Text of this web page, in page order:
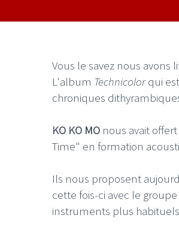
Vous le savez nous
L'album Technicolorqui
chroniques
KO KO MO nous avait
Time" en formation
Ils nous proposent
cette fois-ci avec le
instruments plus